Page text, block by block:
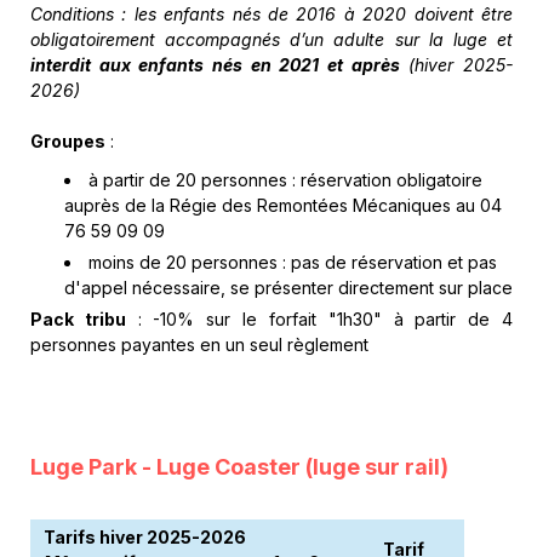
Conditions : les enfants nés de 2016 à 2020 doivent être
obligatoirement accompagnés d’un adulte sur la luge et
interdit aux enfants nés en 2021 et après(hiver 2025-
2026)
Groupes :
à partir de 20 personnes : réservation obligatoire
auprès de la Régie des Remontées Mécaniques au 04
76 59 09 09
moins de 20 personnes : pas de réservation et pas
d'appel nécessaire, se présenter directement sur place
Pack tribu : -10% sur le forfait "1h30" à partir de 4
personnes payantes en un seul règlement
Luge Park - Luge Coaster (luge sur rail)
Tarifs hiver 2025-2026
Tarif